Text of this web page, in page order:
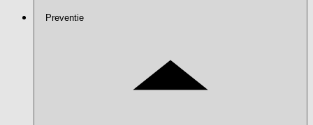
Preventie